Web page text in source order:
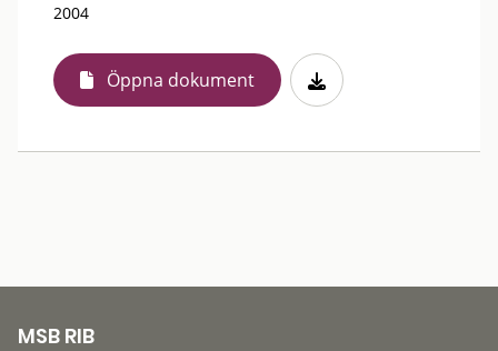
2004
Öppna dokument
MSB RIB